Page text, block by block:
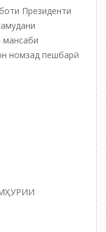
Президенти
мансаби
номзад пешбарӣ